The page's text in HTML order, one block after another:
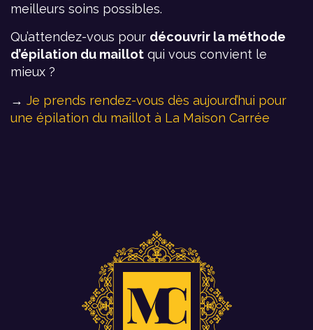
meilleurs soins possibles.
Qu’attendez-vous pour découvrir la méthode
d’épilation du maillot qui vous convient le
mieux ?
→ Je prends rendez-vous dès aujourd’hui pour
une épilation du maillot à La Maison Carrée